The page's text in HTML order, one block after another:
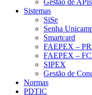
Gestão de APIs
Sistemas
SiSe
Senha
Smartcard
FAEPEX –
FAEPEX –
SIPEX
Gestão de
Normas
PDTIC